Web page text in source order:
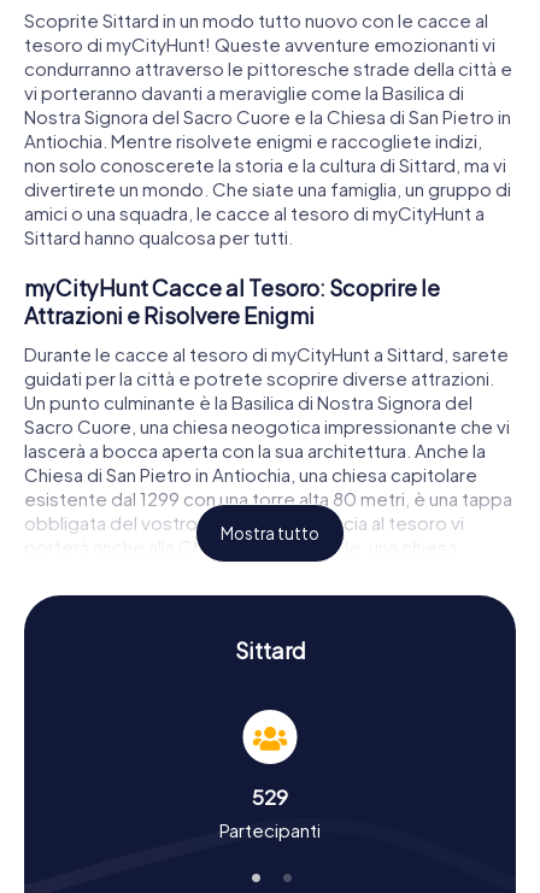
Scoprite Sittard in un modo tutto nuovo con le cacce al
tesoro di myCityHunt! Queste avventure emozionanti vi
condurranno attraverso le pittoresche strade della città e
vi porteranno davanti a meraviglie come la Basilica di
Nostra Signora del Sacro Cuore e la Chiesa di San Pietro in
Antiochia. Mentre risolvete enigmi e raccogliete indizi,
non solo conoscerete la storia e la cultura di Sittard, ma vi
divertirete un mondo. Che siate una famiglia, un gruppo di
amici o una squadra, le cacce al tesoro di myCityHunt a
Sittard hanno qualcosa per tutti.
myCityHunt Cacce al Tesoro: Scoprire le
Attrazioni e Risolvere Enigmi
Durante le cacce al tesoro di myCityHunt a Sittard, sarete
guidati per la città e potrete scoprire diverse attrazioni.
Un punto culminante è la Basilica di Nostra Signora del
Sacro Cuore, una chiesa neogotica impressionante che vi
lascerà a bocca aperta con la sua architettura. Anche la
Chiesa di San Pietro in Antiochia, una chiesa capitolare
esistente dal 1299 con una torre alta 80 metri, è una tappa
obbligata del vostro percorso. La caccia al tesoro vi
porterà anche alla Chiesa di San Michele, una chiesa
luoghi vi aspetta un enigma intrigante da risolvere,
rendendo l'esplorazione della città un'esperienza
interattiva che vi avvicinerà alla storia e alla cultura di
Caccia al Tesoro a Sittard: Vivere da Vicino
scoprirete molto sulla ricca storia della città. Sittard è
stata fondata tra il 700 e il 1000 e ha ottenuto i diritti di
numerosi eventi storici, come la battaglia di Sittard del
Mostra tutto
Sittard
529
Partecipanti